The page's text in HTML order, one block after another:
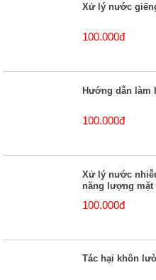
Xử lý nước
100.000đ
Hướng dẫn làm
100.000đ
Xử lý nước
năng lượng mặt
100.000đ
Tác hại khôn